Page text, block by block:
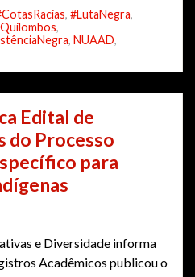
, #LutaNegra,
,
, NUAAD,
Edital de
do Processo
para
e Diversidade informa
Acadêmicos publicou o